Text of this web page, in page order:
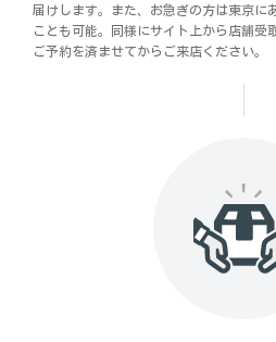
届けします。また、お急ぎの方は東京に
ことも可能。同様にサイト上から店舗受
ご予約を済ませてからご来店ください。